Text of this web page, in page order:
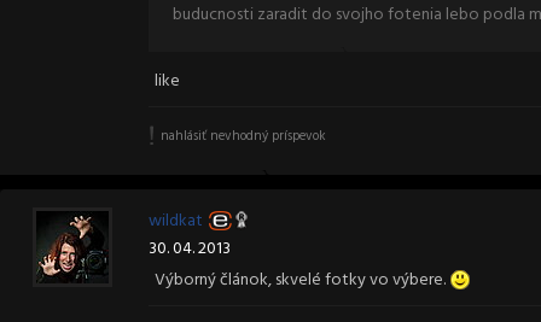
buducnosti zaradit do svojho fotenia lebo podla
like
nahlásiť nevhodný príspevok
wildkat
30. 04. 2013
Výborný článok, skvelé fotky vo výbere.